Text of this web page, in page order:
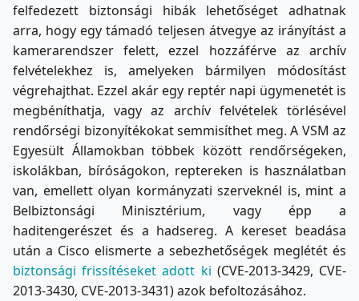
felfedezett biztonsági hibák lehetőséget adhatnak
arra, hogy egy támadó teljesen átvegye az irányítást a
kamerarendszer felett, ezzel hozzáférve az archív
felvételekhez is, amelyeken bármilyen módosítást
végrehajthat. Ezzel akár egy reptér napi ügymenetét is
megbéníthatja, vagy az archív felvételek törlésével
rendőrségi bizonyítékokat semmisíthet meg. A VSM az
Egyesült Államokban többek között rendőrségeken,
iskolákban, bíróságokon, reptereken is használatban
van, emellett olyan kormányzati szerveknél is, mint a
Belbiztonsági Minisztérium, vagy épp a
haditengerészet és a hadsereg. A kereset beadása
után a Cisco elismerte a sebezhetőségek meglétét és
biztonsági frissítéseket adott ki (CVE-2013-3429, CVE-
2013-3430, CVE-2013-3431) azok befoltozásához.